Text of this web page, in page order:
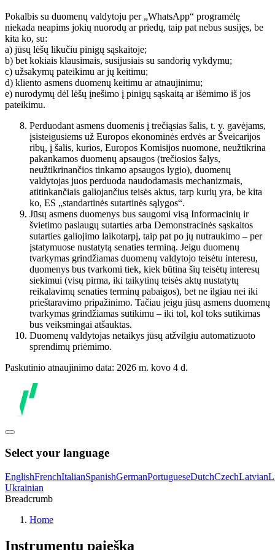
Pokalbis su duomenų valdytoju per „WhatsApp“ programėlę
niekada neapims jokių nuorodų ar priedų, taip pat nebus susijęs, be
kita ko, su:
a) jūsų lėšų likučiu pinigų sąskaitoje;
b) bet kokiais klausimais, susijusiais su sandorių vykdymu;
c) užsakymų pateikimu ar jų keitimu;
d) kliento asmens duomenų keitimu ar atnaujinimu;
e) nurodymų dėl lėšų įnešimo į pinigų sąskaitą ar išėmimo iš jos
pateikimu.
Perduodant asmens duomenis į trečiąsias šalis, t. y. gavėjams,
įsisteigusiems už Europos ekonominės erdvės ar Šveicarijos
ribų, į šalis, kurios, Europos Komisijos nuomone, neužtikrina
pakankamos duomenų apsaugos (trečiosios šalys,
neužtikrinančios tinkamo apsaugos lygio), duomenų
valdytojas juos perduoda naudodamasis mechanizmais,
atitinkančiais galiojančius teisės aktus, tarp kurių yra, be kita
ko, ES „standartinės sutartinės sąlygos“.
Jūsų asmens duomenys bus saugomi visą Informacinių ir
švietimo paslaugų sutarties arba Demonstracinės sąskaitos
sutarties galiojimo laikotarpį, taip pat po jų nutraukimo – per
įstatymuose nustatytą senaties terminą. Jeigu duomenų
tvarkymas grindžiamas duomenų valdytojo teisėtu interesu,
duomenys bus tvarkomi tiek, kiek būtina šių teisėtų interesų
siekimui (visų pirma, iki taikytinų teisės aktų nustatytų
reikalavimų senaties terminų pabaigos), bet ne ilgiau nei iki
prieštaravimo pripažinimo. Tačiau jeigu jūsų asmens duomenų
tvarkymas grindžiamas sutikimu – iki tol, kol toks sutikimas
bus veiksmingai atšauktas.
Duomenų valdytojas netaikys jūsų atžvilgiu automatizuoto
sprendimų priėmimo.
Paskutinio atnaujinimo data: 2026 m. kovo 4 d.
Select your language
EnglishFrenchItalianSpanishGermanPortugueseDutchCzechLatvian
Ukrainian
Breadcrumb
Home
Instrumentų paieška